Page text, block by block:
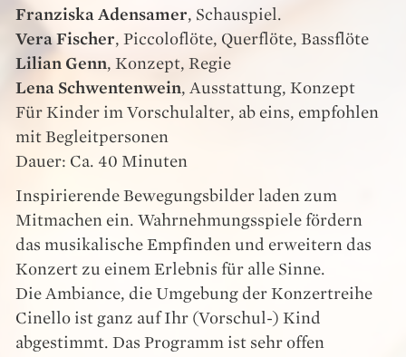
Franziska Adensamer, Schauspiel.
Vera Fischer, Piccoloflöte, Querflöte, Bassflöte
Lilian Genn, Konzept, Regie
Lena Schwentenwein, Ausstattung, Konzept
Für Kinder im Vorschulalter, ab eins, empfohlen
mit Begleitpersonen
Dauer: Ca. 40 Minuten
Inspirierende Bewegungsbilder laden zum
Mitmachen ein. Wahrnehmungsspiele fördern
das musikalische Empfinden und erweitern das
Konzert zu einem Erlebnis für alle Sinne.
Die Ambiance, die Umgebung der Konzertreihe
Cinello ist ganz auf Ihr (Vorschul-) Kind
abgestimmt. Das Programm ist sehr offen